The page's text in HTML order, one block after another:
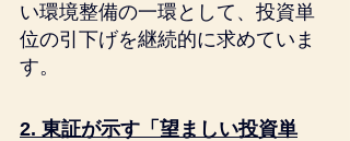
い環境整備の一環として、投資単
位の引下げを継続的に求めていま
す。
2. 東証が示す「望ましい投資単